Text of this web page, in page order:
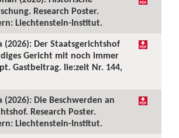
Research Poster.
Liechtenstein-Institut.
(2026): Der Staatsgerichtshof
Gericht mit noch immer
Gastbeitrag. lie:zeit Nr. 144,
(2026): Die Beschwerden an
Research Poster.
Liechtenstein-Institut.